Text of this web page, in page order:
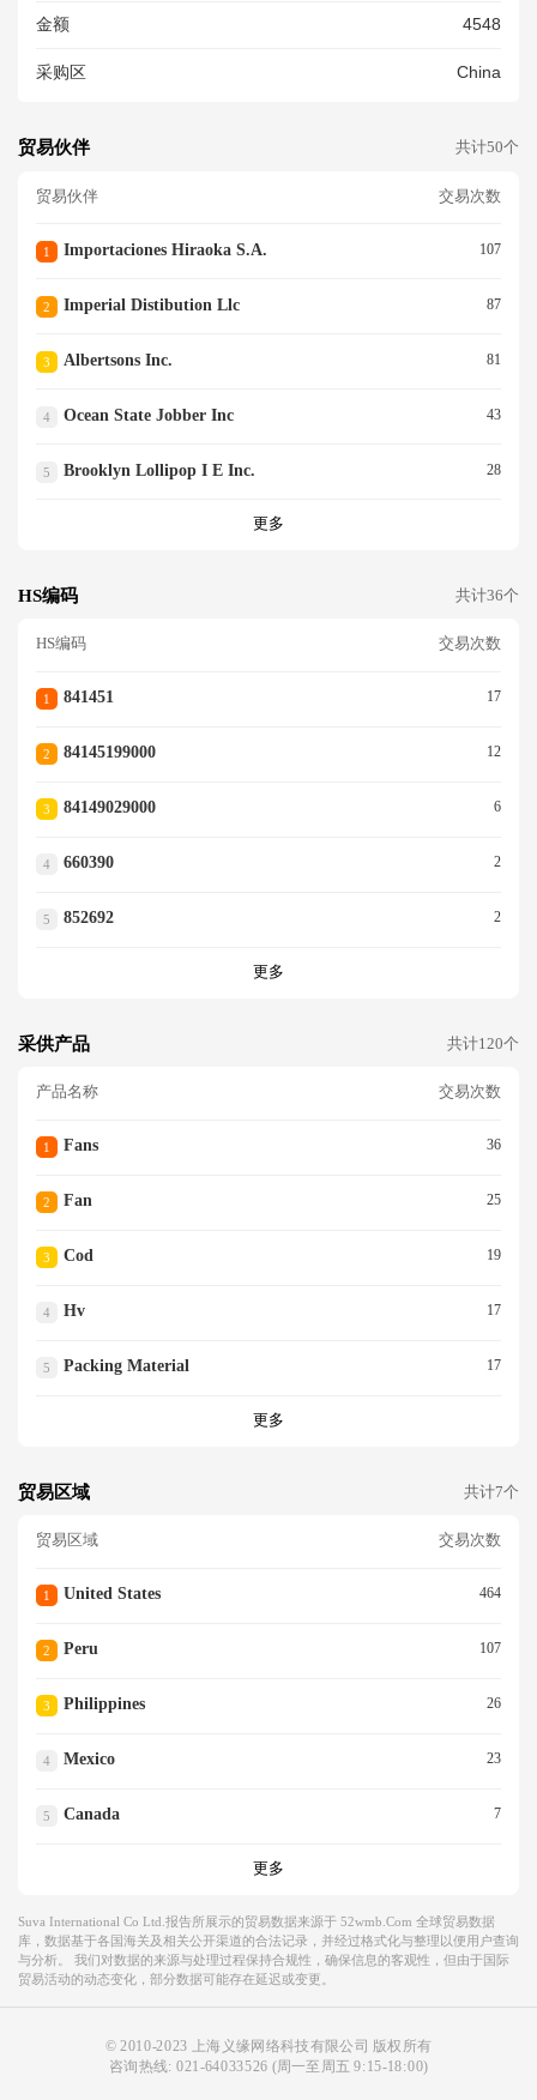
金额 4548
采购区 China
贸易伙伴 共计50个
贸易伙伴 交易次数
1 Importaciones Hiraoka S.a. 107
2 Imperial Distibution Llc 87
3 Albertsons Inc. 81
4 Ocean State Jobber Inc 43
5 Brooklyn Lollipop I E Inc. 28
更多
HS编码 共计36个
HS编码 交易次数
1 841451 17
2 84145199000 12
3 84149029000 6
4 660390 2
5 852692 2
更多
采供产品 共计120个
产品名称 交易次数
1 Fans 36
2 Fan 25
3 Cod 19
4 Hv 17
5 Packing Material 17
更多
贸易区域 共计7个
贸易区域 交易次数
1 United States 464
2 Peru 107
3 Philippines 26
4 Mexico 23
5 Canada 7
更多
Suva International Co Ltd.报告所展示的贸易数据来源于 52wmb.com 全球贸易数据
库，数据基于各国海关及相关公开渠道的合法记录，并经过格式化与整理以便用户查询
与分析。 我们对数据的来源与处理过程保持合规性，确保信息的客观性，但由于国际
贸易活动的动态变化，部分数据可能存在延迟或变更。
© 2010-2023 上海义缘网络科技有限公司 版权所有
咨询热线:021-64033526 (周一至周五 9:15-18:00)